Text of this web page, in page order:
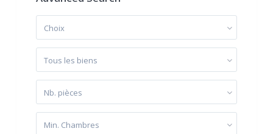
Choix
Tous les biens
Nb. pièces
Min. Chambres